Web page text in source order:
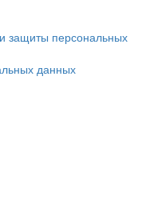
защиты персональных
данных